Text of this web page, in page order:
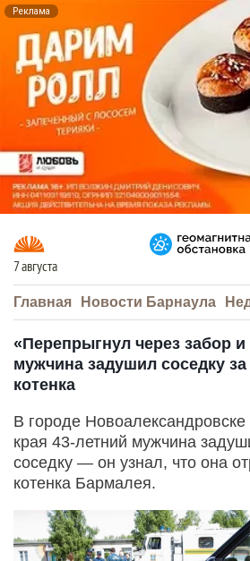
Реклама
7 августа
Главная Новости Барнаула
«Перепрыгнул через забор
мужчина задушил соседку
котенка
В городе Новоалександровске
края 43-летний мужчина
соседку — он узнал, что она
котенка Бармалея.